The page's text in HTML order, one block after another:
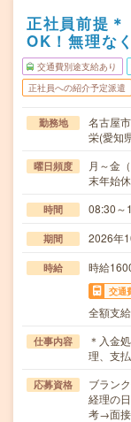
正社員前提
OK！無理な
交通費別途支給あり
正社員への紹介予定派遣
勤務地
名古屋
栄(愛知
曜日頻度
月～金
末年始
時間 08:30～
期間 2026年
時給 時給
交通
全額支給
仕事内容
＊入金
理、支
応募資格
ブラン
経理の
考→面